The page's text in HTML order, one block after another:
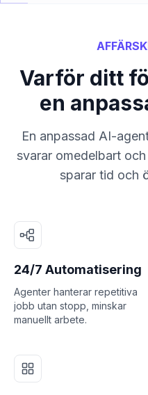
Varför ditt
en
En anpassad AI-
svarar omedelbart
sparar tid och
24/7 Automatisering
Agenter hanterar repetitiva
jobb utan stopp, minskar
manuellt arbete.